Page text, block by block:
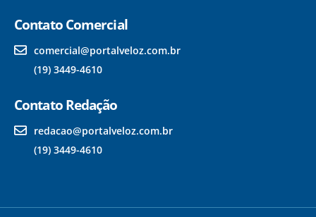
Contato Comercial
comercial@portalveloz.com.br
(19) 3449-4610
Contato Redação
redacao@portalveloz.com.br
(19) 3449-4610